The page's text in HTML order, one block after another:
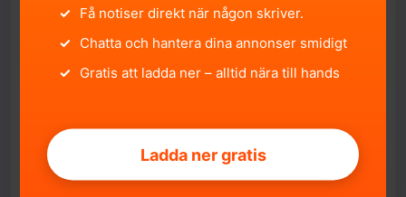
✓ Få notiser direkt när någon skriver.
✓ Chatta och hantera dina annonser smidigt
✓ Gratis att ladda ner – alltid nära till hands
Ladda ner gratis